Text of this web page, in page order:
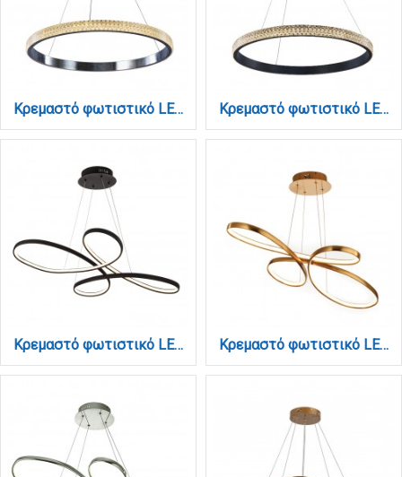
Κρεμαστό φωτιστικό LED 56W 3000K από χρώμιο αλουμίνιο και ακρυλικό D:60cm (6033-B-CH) Κρεμαστό φωτιστικό LED 56W 3000W από μαύρο αλουμίνιο και ακρυλικό D:60cm (6032-B)
Κρεμαστό φωτιστικό LED 56W 3CCT (by switch) από αλουμίνιο σε μαύρη απόχρωση D:100cm (6150-BL) Κρεμαστό φωτιστικό LED 56W 3CCT (by switch) από αλουμίνιο σε χρυσή ματ απόχρωση D:100cm (6151-GL)